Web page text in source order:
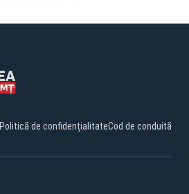
Politică de confidențialitateCod de conduită